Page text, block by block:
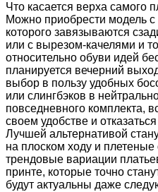
Что касается верха самого
Можно приобрести модель
которого завязываются
или с вырезом-качелями и
относительно обуви идей
планируется вечерний
выбор в пользу удобных
или слингбэков в
повседневного комплекта,
своем удобстве и
Лучшей альтернативой
на плоском ходу и
трендовые вариации
принте, которые точно
будут актуальны даже